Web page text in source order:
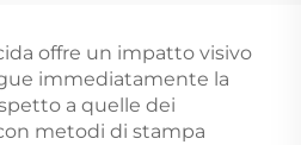
plastica, carte da
poker personalizzate
offre un impatto visivo
immediatamente la
a quelle dei
metodi di stampa